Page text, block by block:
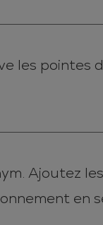
les pointes
Ajoutez
en